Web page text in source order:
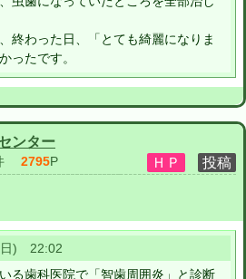
終わった日、「とても綺麗になりま
ったです。
ンター
2795P
) 22:02
る歯科医院で「智歯周囲炎」と診断